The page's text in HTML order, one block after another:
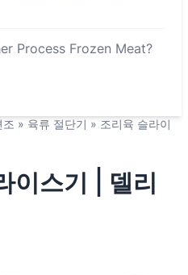
Process Frozen Meat?
조 » 육류 절단기 » 조리육 슬라이
이스기 | 델리